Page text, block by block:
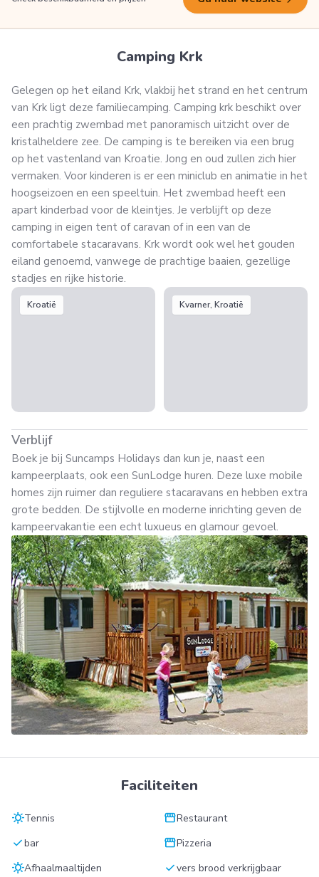
Camping Krk
Gelegen op het eiland Krk, vlakbij het strand en het centrum
van Krk ligt deze familiecamping. Camping krk beschikt over
een prachtig zwembad met panoramisch uitzicht over de
kristalheldere zee. De camping is te bereiken via een brug
op het vastenland van Kroatie. Jong en oud zullen zich hier
vermaken. Voor kinderen is er een miniclub en animatie in het
hoogseizoen en een speeltuin. Het zwembad heeft een
apart kinderbad voor de kleintjes. Je verblijft op deze
camping in eigen tent of caravan of in een van de
comfortabele stacaravans. Krk wordt ook wel het gouden
eiland genoemd, vanwege de prachtige baaien, gezellige
stadjes en rijke historie.
Kroatië Kvarner, Kroatië
Verblijf
Boek je bij Suncamps Holidays dan kun je, naast een
kampeerplaats, ook een SunLodge huren. Deze luxe mobile
homes zijn ruimer dan reguliere stacaravans en hebben extra
grote bedden. De stijlvolle en moderne inrichting geven de
kampeervakantie een echt luxueus en glamour gevoel.
Faciliteiten
sunnyTennis storefrontRestaurant
checkbar storefrontPizzeria
sunnyAfhaalmaaltijden checkvers brood verkrijgbaar